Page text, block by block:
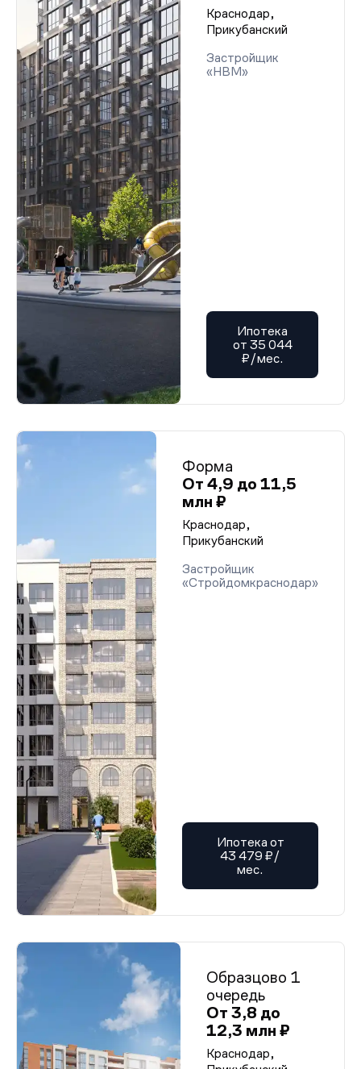
Краснодар,
Прикубанский
Застройщик
«НВМ»
Ипотека
от 35 044
₽/мес.
Форма
От 4,9 до 11,5
млн ₽
Краснодар,
Прикубанский
Застройщик
«Стройдомкраснодар»
Ипотека от
43 479 ₽/
мес.
Образцово 1
очередь
От 3,8 до
12,3 млн ₽
Краснодар,